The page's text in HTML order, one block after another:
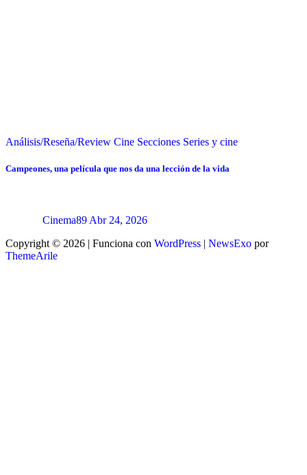
Análisis/Reseña/Review Cine Secciones Series y cine
Campeones, una película que nos da una lección de la vida
Cinema89 Abr 24, 2026
Copyright © 2026 | Funciona con WordPress | NewsExo por
ThemeArile